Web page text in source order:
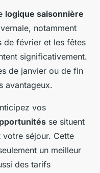
logique saisonnière
notamment
de février et les fêtes
significativement.
de janvier ou de fin
avantageux.
vos
se situent
séjour. Cette
un meilleur
des tarifs